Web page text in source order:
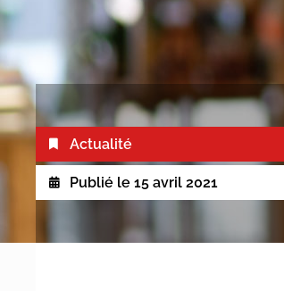
Actualité
Publié le 15 avril 2021